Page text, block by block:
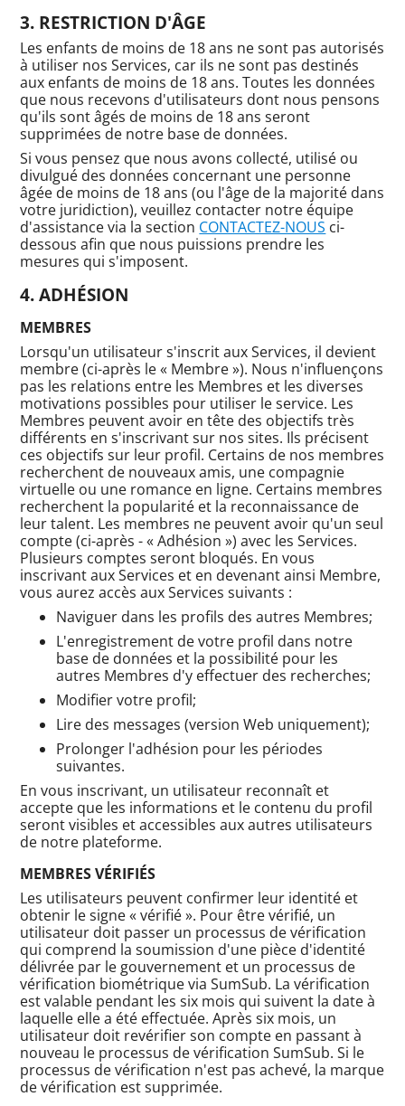
RESTRICTION D'ÂGE
Les enfants de moins de 18 ans ne sont pas autorisés
à utiliser nos Services, car ils ne sont pas destinés
aux enfants de moins de 18 ans. Toutes les données
que nous recevons d'utilisateurs dont nous pensons
qu'ils sont âgés de moins de 18 ans seront
supprimées de notre base de données.
Si vous pensez que nous avons collecté, utilisé ou
divulgué des données concernant une personne
âgée de moins de 18 ans (ou l'âge de la majorité dans
votre juridiction), veuillez contacter notre équipe
d'assistance via la section CONTACTEZ-NOUS ci-
dessous afin que nous puissions prendre les
mesures qui s'imposent.
ADHÉSION
MEMBRES
Lorsqu'un utilisateur s'inscrit aux Services, il devient
membre (ci-après le « Membre »). Nous n'influençons
pas les relations entre les Membres et les diverses
motivations possibles pour utiliser le service. Les
Membres peuvent avoir en tête des objectifs très
différents en s'inscrivant sur nos sites. Ils précisent
ces objectifs sur leur profil. Certains de nos membres
recherchent de nouveaux amis, une compagnie
virtuelle ou une romance en ligne. Certains membres
recherchent la popularité et la reconnaissance de
leur talent. Les membres ne peuvent avoir qu'un seul
compte (ci-après - « Adhésion ») avec les Services.
Plusieurs comptes seront bloqués. En vous
inscrivant aux Services et en devenant ainsi Membre,
vous aurez accès aux Services suivants :
Naviguer dans les profils des autres Membres;
L'enregistrement de votre profil dans notre
base de données et la possibilité pour les
autres Membres d'y effectuer des recherches;
Modifier votre profil;
Lire des messages (version Web uniquement);
Prolonger l'adhésion pour les périodes
suivantes.
En vous inscrivant, un utilisateur reconnaît et
accepte que les informations et le contenu du profil
seront visibles et accessibles aux autres utilisateurs
de notre plateforme.
MEMBRES VÉRIFIÉS
Les utilisateurs peuvent confirmer leur identité et
obtenir le signe « vérifié ». Pour être vérifié, un
utilisateur doit passer un processus de vérification
qui comprend la soumission d'une pièce d'identité
délivrée par le gouvernement et un processus de
vérification biométrique via SumSub. La vérification
est valable pendant les six mois qui suivent la date à
laquelle elle a été effectuée. Après six mois, un
utilisateur doit revérifier son compte en passant à
nouveau le processus de vérification SumSub. Si le
processus de vérification n'est pas achevé, la marque
de vérification est supprimée.